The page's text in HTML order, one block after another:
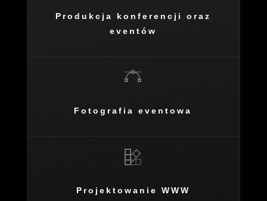
Produkcja konferencji oraz
eventów
Fotografia eventowa
Projektowanie WWW